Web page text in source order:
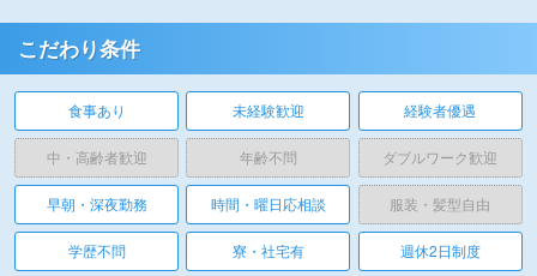
こだわり条件
食事あり 未経験歓迎 経験者優遇
中・高齢者歓迎 年齢不問 ダブルワーク歓迎
早朝・深夜勤務 時間・曜日応相談 服装・髪型自由
学歴不問 寮・社宅有 週休2日制度